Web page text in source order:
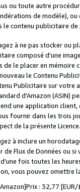
ou toute autre
de modèle), ou
le contenu publicitaire de
à ne pas stocker ou
composé d'une
de le placer en mémoire
le Contenu
Publicitaire sur votre
d'Amazon (ASIN)
une application client,
fournir dans les trois
de la présente Licence.
à inclure un
de Flux de Données ou
fois toutes les
vous pouvez omettre
: 32,77